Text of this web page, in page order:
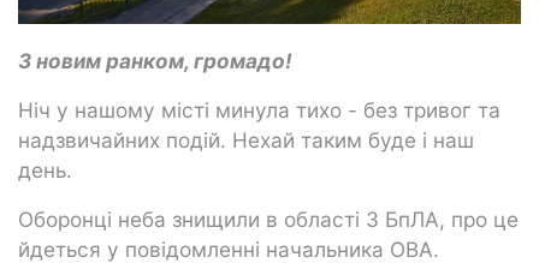
З новим ранком, громадо!
Ніч у нашому місті минула тихо - без тривог та
надзвичайних подій. Нехай таким буде і наш
день.
Оборонці неба знищили в області 3 БпЛА, про це
йдеться у повідомленні начальника ОВА.